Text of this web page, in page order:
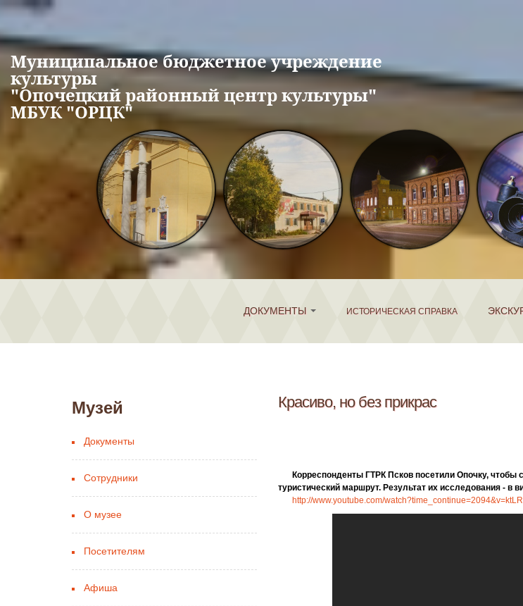
Перейти к основному содержанию
Муниципальное бюджетное учреждение
культуры
"Опочецкий районный центр культуры"
МБУК "ОРЦК"
ДОКУМЕНТЫ ИСТОРИЧЕСКАЯ СПРАВКА
Музей
Документы
Сотрудники
О музее
Посетителям
Афиша
Красиво, но без прикрас
Корреспонденты ГТРК Псков посетили Опочку, чтобы
туристический маршрут. Результат их исследования - в
http://www.youtube.com/